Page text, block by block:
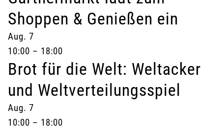
Shoppen & Genießen ein
Aug. 7
10:00 – 18:00
Brot für die Welt: Weltacker
und Weltverteilungsspiel
Aug. 7
10:00 – 18:00